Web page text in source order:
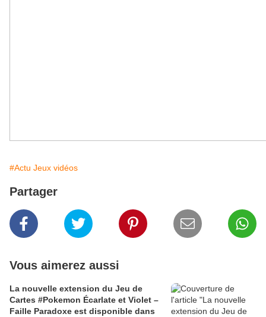
#Actu Jeux vidéos
Partager
Vous aimerez aussi
La nouvelle extension du Jeu de
Cartes #Pokemon Écarlate et Violet –
Faille Paradoxe est disponible dans